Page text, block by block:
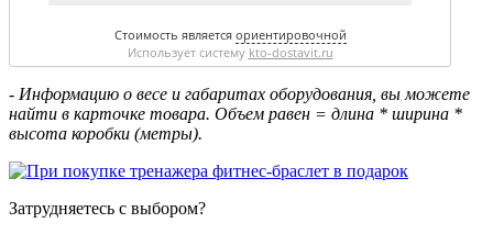
Стоимость является ориентировочной
Использует систему kto-dostavit.ru
- Информацию о весе и габаритах оборудования, вы можете
найти в карточке товара. Объем равен = длина * ширина *
высота коробки (метры).
Затрудняетесь с выбором?